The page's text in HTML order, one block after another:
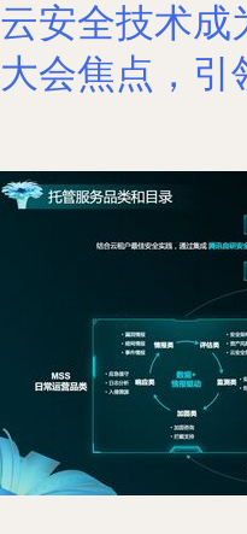
云安全技术成
大会焦点，引